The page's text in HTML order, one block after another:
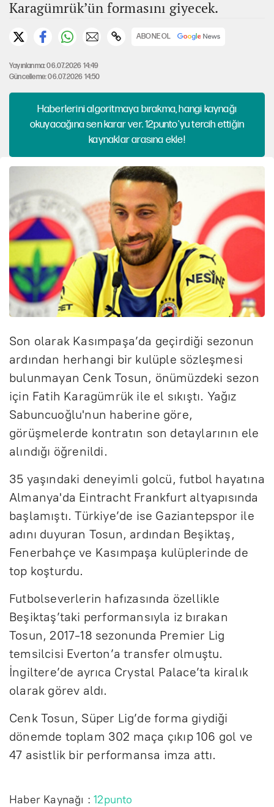
Karagümrük’ün formasını giyecek.
ABONE OL
Yayınlanma: 06.07.2026 14:49
Güncelleme: 06.07.2026 14:50
Haberlerini algoritmaya bırakma, hangi kaynağı
okuyacağına sen karar ver. 12punto'yu tercih ettiğin
kaynaklar arasına ekle!
Son olarak Kasımpaşa’da geçirdiği sezonun
ardından herhangi bir kulüple sözleşmesi
bulunmayan Cenk Tosun, önümüzdeki sezon
için Fatih Karagümrük ile el sıkıştı. Yağız
Sabuncuoğlu'nun haberine göre,
görüşmelerde kontratın son detaylarının ele
alındığı öğrenildi.
35 yaşındaki deneyimli golcü, futbol hayatına
Almanya'da Eintracht Frankfurt altyapısında
başlamıştı. Türkiye’de ise Gaziantepspor ile
adını duyuran Tosun, ardından Beşiktaş,
Fenerbahçe ve Kasımpaşa kulüplerinde de
top koşturdu.
Futbolseverlerin hafızasında özellikle
Beşiktaş’taki performansıyla iz bırakan
Tosun, 2017-18 sezonunda Premier Lig
temsilcisi Everton’a transfer olmuştu.
İngiltere’de ayrıca Crystal Palace’ta kiralık
olarak görev aldı.
Cenk Tosun, Süper Lig’de forma giydiği
dönemde toplam 302 maça çıkıp 106 gol ve
47 asistlik bir performansa imza attı.
Haber Kaynağı :12punto